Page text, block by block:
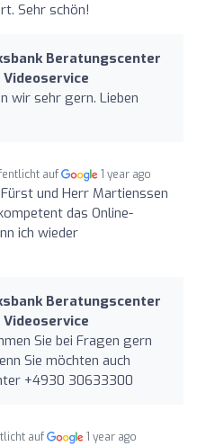
Sehr schön!
Beratungscenter
wir sehr gern. Lieben
auf 1 year ago
und Herr Martienssen
das Online-
ich wieder
Beratungscenter
Sie bei Fragen gern
Sie möchten auch
+4930 30633300
auf 1 year ago